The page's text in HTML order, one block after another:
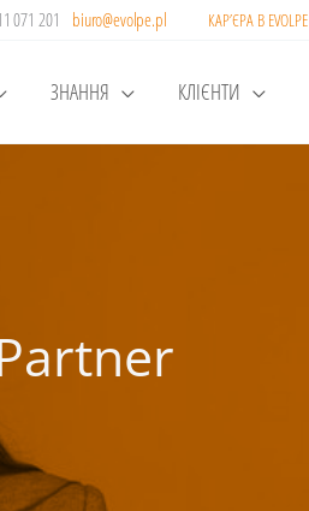
071 201 biuro@evolpe.pl КАР’ЄРА В EVOLPE
ЗНАННЯ КЛІЄНТИ